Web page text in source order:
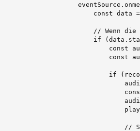
const data
// Wenn die
if
const
const
if
//